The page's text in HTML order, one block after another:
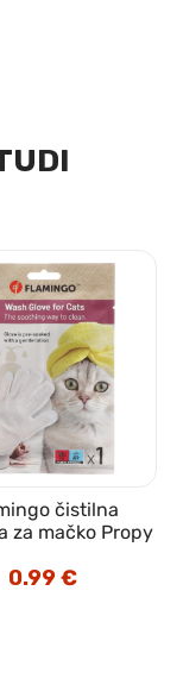
čistilna
za mačko Propy
0.99€